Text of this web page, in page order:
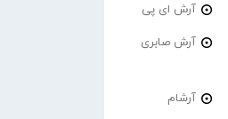
آرش ای پی
آرش صابری
آرشام